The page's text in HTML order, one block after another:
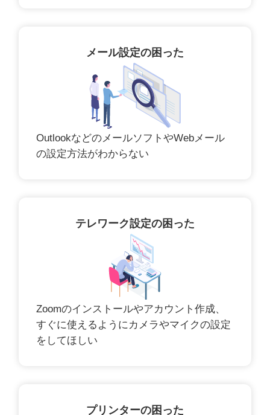
メール設定の困った
OutlookなどのメールソフトやWebメール
の設定方法がわからない
テレワーク設定の困った
Zoomのインストールやアカウント作成、
すぐに使えるようにカメラやマイクの設定
をしてほしい
プリンターの困った